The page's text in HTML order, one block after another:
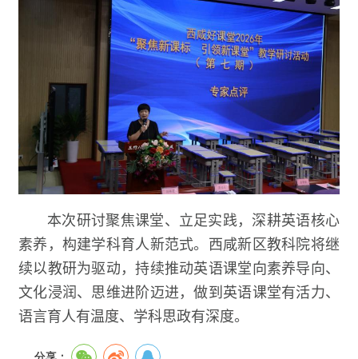
本次研讨聚焦课堂、立足实践，深耕英语核心
素养，构建学科育人新范式。西咸新区教科院将继
续以教研为驱动，持续推动英语课堂向素养导向、
文化浸润、思维进阶迈进，做到英语课堂有活力、
语言育人有温度、学科思政有深度。
分享：